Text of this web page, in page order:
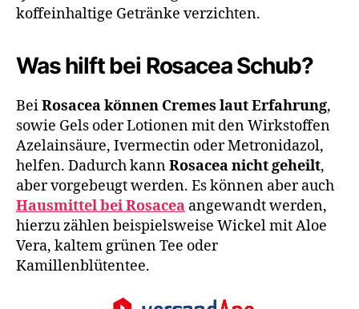
koffeinhaltige Getränke verzichten.
Was hilft bei Rosacea Schub?
BeiRosacea können Cremes laut Erfahrung,
sowie Gels oder Lotionen mit den Wirkstoffen
Azelainsäure, Ivermectin oder Metronidazol,
helfen. Dadurch kannRosacea nicht geheilt,
aber vorgebeugt werden. Es können aber auch
Hausmittel bei Rosacea angewandt werden,
hierzu zählen beispielsweise Wickel mit Aloe
Vera, kaltem grünen Tee oder
Kamillenblütentee.